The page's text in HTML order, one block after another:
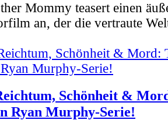
Mommy teasert einen
an, der die vertraute
Schönheit &
Ryan Murphy-Serie!